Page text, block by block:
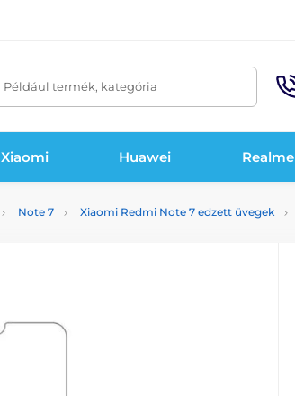
Például termék, kategória
Xiaomi Huawei Realme
Note 7 Xiaomi Redmi Note 7 edzett üvegek